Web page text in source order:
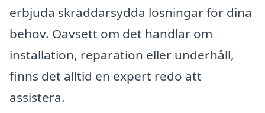
erbjuda skräddarsydda lösningar för dina
behov. Oavsett om det handlar om
installation, reparation eller underhåll,
finns det alltid en expert redo att
assistera.